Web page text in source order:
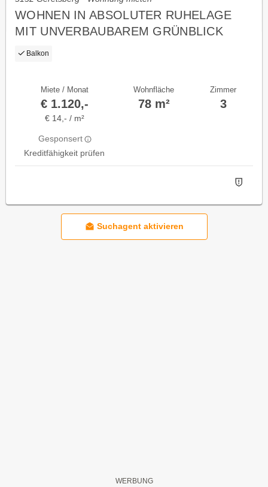
WOHNEN IN ABSOLUTER RUHELAGE
MIT UNVERBAUBAREM GRÜNBLICK
Balkon
Miete / Monat
€ 1.120,-
€ 14,- / m²
Gesponsert
Kreditfähigkeit prüfen
Wohnfläche
78 m²
Zimmer
3
Suchagent aktivieren